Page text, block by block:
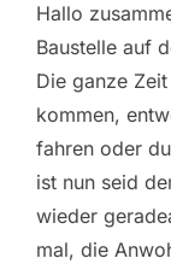
Hallo
Baustelle auf
Die ganze
kommen,
fahren oder
ist nun seid
wieder
mal, die